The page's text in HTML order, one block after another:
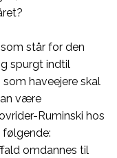
står for den
spurgt indtil
haveejere skal
være
Ruminski hos
omdannes til